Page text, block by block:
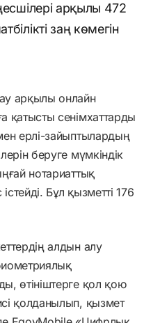
арқылы 472
заң көмегін
арқылы онлайн
қатысты сенімхаттарды
ерлі-зайыптылардың
беруге мүмкіндік
нотариаттық
Бұл қызметті 176
алдын алу
өтініштерге қол қою
қолданылып, қызмет